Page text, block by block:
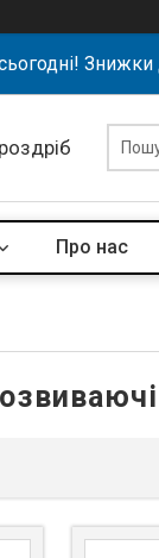
Знижки
Про нас